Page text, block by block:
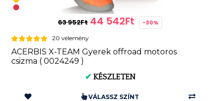
63 952Ft 44 542Ft -30%
20 vélemény
ACERBIS X-TEAM Gyerek offroad motoros
csizma ( 0024249 )
✔ KÉSZLETEN
VÁLASSZ SZÍNT